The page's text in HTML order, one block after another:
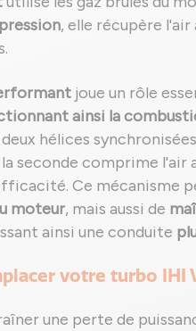
, elle récupère
joue un rôle
ainsi la
hélices
seconde comprime l'air
Ce mécanisme
moteur, mais aussi de
ainsi une conduite
votre turbo IHI
une perte de